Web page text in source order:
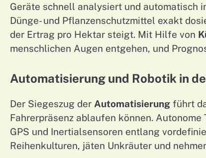
Geräte schnell analysiert und automatisch
Dünge- und Pflanzenschutzmittel exakt
der Ertrag pro Hektar steigt. Mit Hilfe von
menschlichen Augen entgehen, und
Automatisierung und Robotik in
Der Siegeszug der Automatisierung führt
Fahrerpräsenz ablaufen können.
GPS und Inertialsensoren entlang
Reihenkulturen, jäten Unkräuter und